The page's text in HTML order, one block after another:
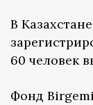
В
60 человек
Фонд